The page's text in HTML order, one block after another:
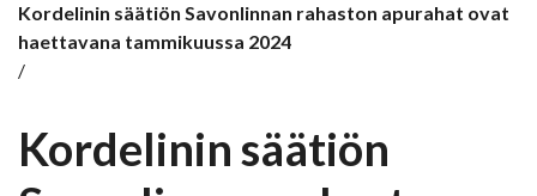
Kordelinin säätiön Savonlinnan rahaston apurahat ovat
haettavana tammikuussa 2024
/
Kordelinin säätiön